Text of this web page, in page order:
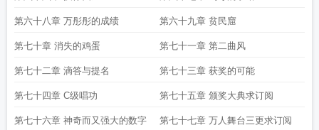
第六十八章 万彤彤的成绩 第六十九章 贫民窟
第七十章 消失的鸡蛋 第七十一章 第二曲风
第七十二章 滴答与提名 第七十三章 获奖的可能
第七十四章 C级唱功 第七十五章 颁奖大典求订阅
第七十六章 神奇而又强大的数字 第七十七章 万人舞台三更求订阅